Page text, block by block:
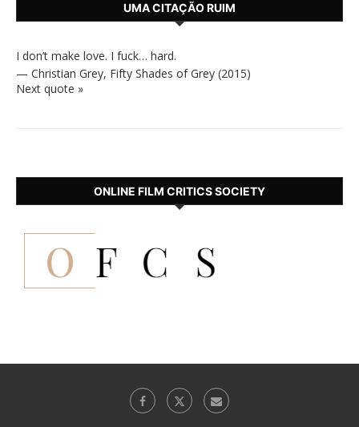
UMA CITAÇÃO RUIM
I don’t make love. I fuck… hard.
— Christian Grey, Fifty Shades of Grey (2015)
Next quote »
ONLINE FILM CRITICS SOCIETY